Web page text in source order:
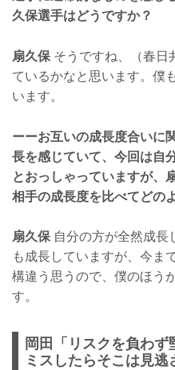
久保選手はどうですか？
扇久保 そうですね、（春日
ているかなと思います。僕
います。
ーーお互いの成長度合いに
長を感じていて、今回は自
とおっしゃっていますが、
相手の成長度を比べてどの
扇久保 自分の方が全然成長
も成長していますが、今ま
構違う思うので、僕のほう
す。
岡田「リスクを負わ
ミスしたらそこは見逃